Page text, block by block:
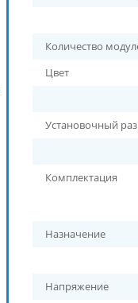
Количество
Цвет
Установочный
Комплектация
Назначение
Напряжение